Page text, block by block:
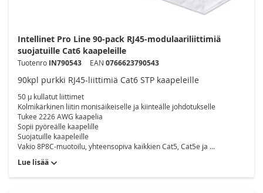
Intellinet Pro Line 90-pack RJ45-modulaariliittimiä
suojatuille Cat6 kaapeleille
Tuotenro IN790543 EAN 0766623790543
90kpl purkki RJ45-liittimiä Cat6 STP kaapeleille
50 µ kullatut liittimet
Kolmikärkinen liitin monisäikeiselle ja kiinteälle johdotukselle
Tukee 2226 AWG kaapelia
Sopii pyöreälle kaapelille
Suojatuille kaapeleille
Vakio 8P8C-muotoilu, yhteensopiva kaikkien Cat5, Cat5e ja ...
Lue lisää